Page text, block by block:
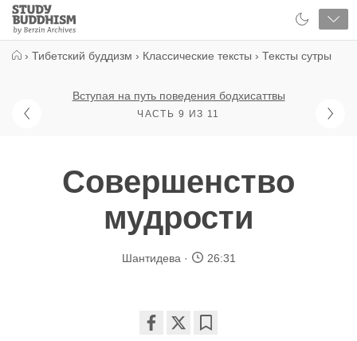
Close
Study
Buddhism
› Тибетский буддизм › Классические тексты › Тексты сутры
Вступая на путь поведения бодхисаттвы
ЧАСТЬ 9 ИЗ 11
Совершенство
мудрости
Шантидева 26:31